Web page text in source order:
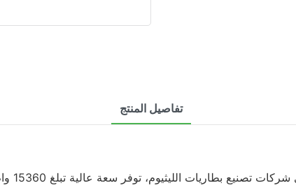
تفاصيل المنتج